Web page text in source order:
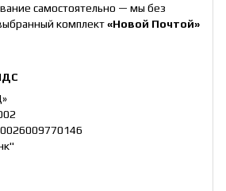
самостоятельно — мы без
комплект«Новой Почтой»